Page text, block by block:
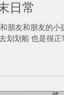
日常
朋友和朋友的小孩
是很正常